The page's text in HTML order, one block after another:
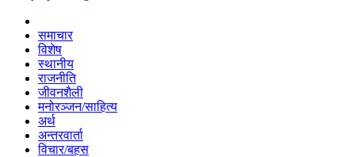
समाचार
विशेष
स्थानीय
राजनीति
जीवनशैली
मनोरञ्जन/साहित्य
अर्थ
अन्तरवार्ता
विचार/बहस